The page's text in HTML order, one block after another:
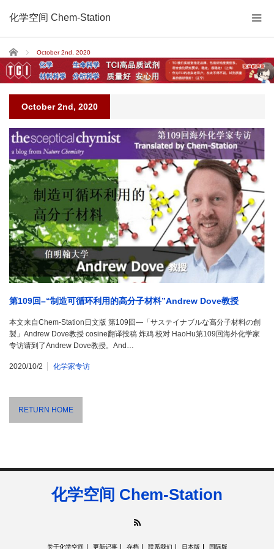
化学空间 Chem-Station
Home October 2nd, 2020
October 2nd, 2020
第109回–“制造可循环利用的高分子材料”Andrew Dove教授
本文来自Chem-Station日文版 第109回―「サステイナブルな高分子材料の創
製」Andrew Dove教授 cosine翻译投稿 炸鸡 校对 HaoHu第109回海外化学家
专访请到了Andrew Dove教授。And…
2020/10/2 化学家专访
RETURN HOME
化学空间 Chem-Station
关于化学空间 更新记事 存档 联系我们 日本版 国际版